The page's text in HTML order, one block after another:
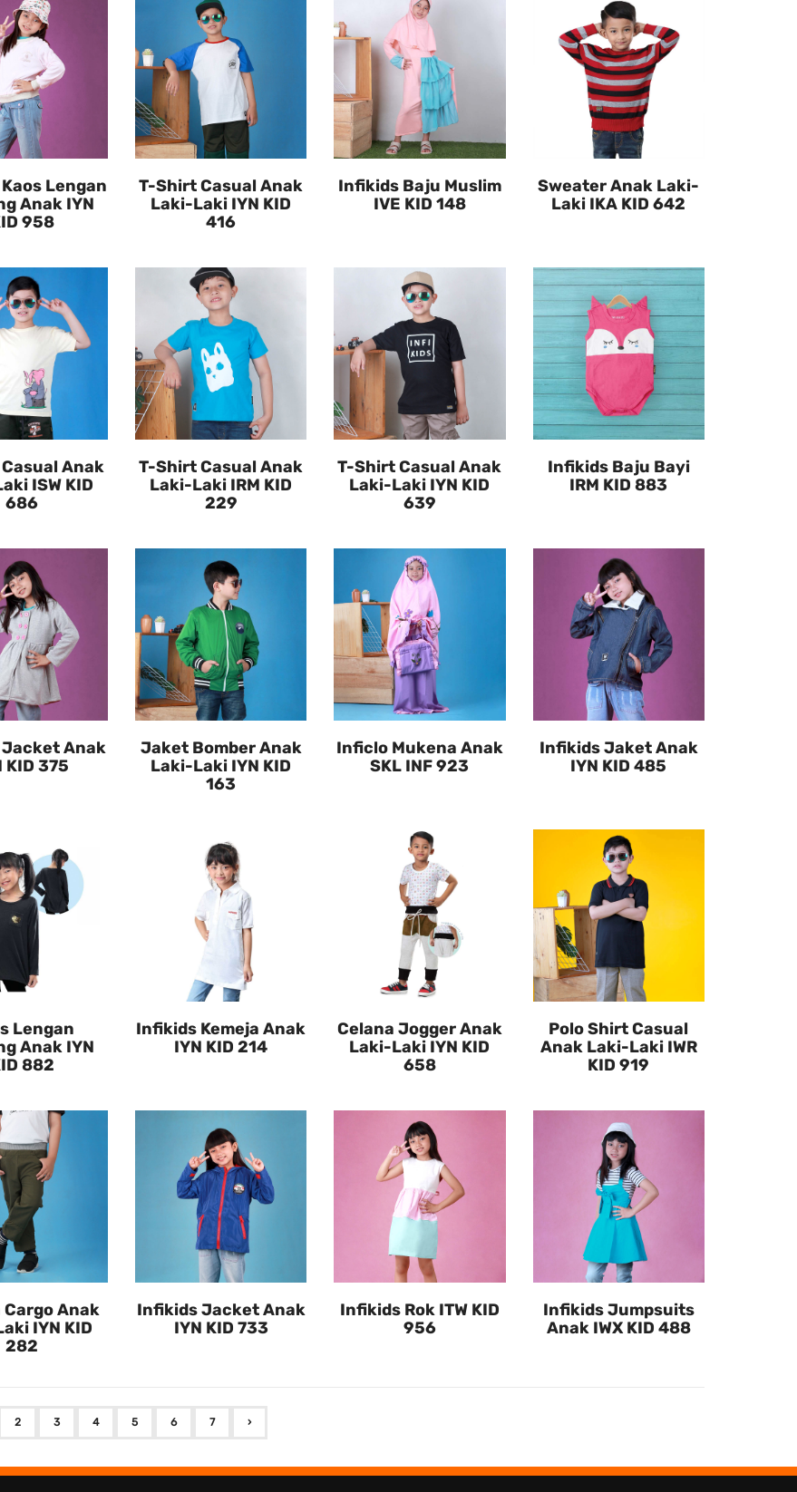
Lengan
Anak IYN
958
T-Shirt Casual Anak
Laki-Laki IYN KID
416
Infikids Baju Muslim
IVE KID 148
Sweater Anak Laki-
Laki IKA KID 642
Anak
ISW KID
686
T-Shirt Casual Anak
Laki-Laki IRM KID
229
T-Shirt Casual Anak
Laki-Laki IYN KID
639
Infikids Baju Bayi
IRM KID 883
Anak
KID 375
Jaket Bomber Anak
Laki-Laki IYN KID
163
Inficlo Mukena Anak
SKL INF 923
Infikids Jaket Anak
IYN KID 485
Lengan
Anak IYN
882
Infikids Kemeja Anak
IYN KID 214
Celana Jogger Anak
Laki-Laki IYN KID
658
Polo Shirt Casual
Anak Laki-Laki IWR
KID 919
Cargo Anak
IYN KID
282
Infikids Jacket Anak
IYN KID 733
Infikids Rok ITW KID
956
Infikids Jumpsuits
Anak IWX KID 488
2 3 4 5 6 7 ›